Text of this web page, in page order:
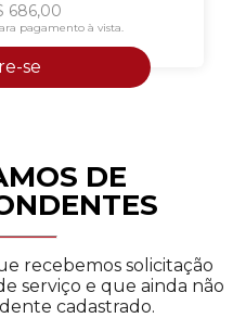
686,00
pagamento à vista.
se
DE
recebemos solicitação
serviço e que ainda não
cadastrado.